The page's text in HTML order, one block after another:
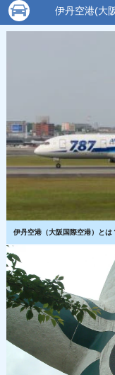
伊丹空港(大
伊丹空港（大阪国際空港）とは